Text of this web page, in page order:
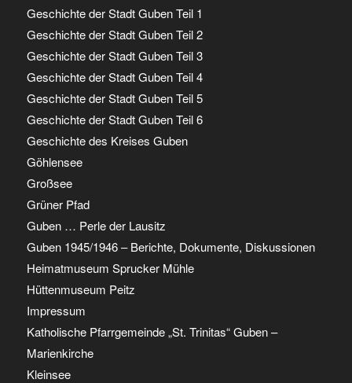
Geschichte der Stadt Guben Teil 1
Geschichte der Stadt Guben Teil 2
Geschichte der Stadt Guben Teil 3
Geschichte der Stadt Guben Teil 4
Geschichte der Stadt Guben Teil 5
Geschichte der Stadt Guben Teil 6
Geschichte des Kreises Guben
Göhlensee
Großsee
Grüner Pfad
Guben … Perle der Lausitz
Guben 1945/1946 – Berichte, Dokumente, Diskussionen
Heimatmuseum Sprucker Mühle
Hüttenmuseum Peitz
Impressum
Katholische Pfarrgemeinde „St. Trinitas“ Guben –
Marienkirche
Kleinsee